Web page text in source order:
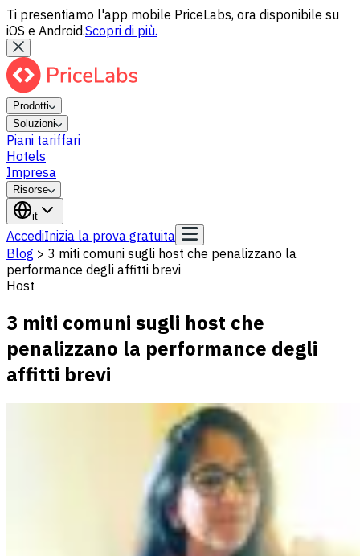
Ti presentiamo l'app mobile PriceLabs, ora disponibile su
iOS e Android.Scopri di più.
Prodotti
Soluzioni
Piani tariffari
Hotels
Impresa
Risorse
it
AccediInizia la prova gratuita
Blog > 3 miti comuni sugli host che penalizzano la
performance degli affitti brevi
Host
3 miti comuni sugli host che
penalizzano la performance degli
affitti brevi